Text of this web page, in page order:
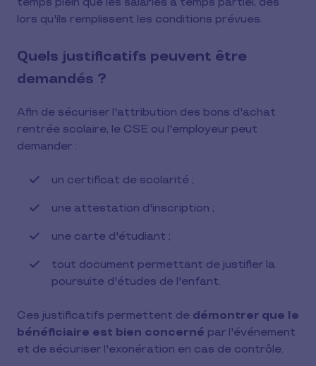
lors qu'ils remplissent les conditions prévues.
Quels justificatifs peuvent être
demandés ?
Afin de sécuriser l'attribution des bons d'achat
rentrée scolaire, le CSE ou l'employeur peut
demander :
un certificat de scolarité ;
une attestation d'inscription ;
une carte d'étudiant ;
tout document permettant de justifier la
poursuite d'études de l'enfant.
Ces justificatifs permettent de démontrer que le
bénéficiaire est bien concerné par l'événement
et de sécuriser l'exonération en cas de contrôle.